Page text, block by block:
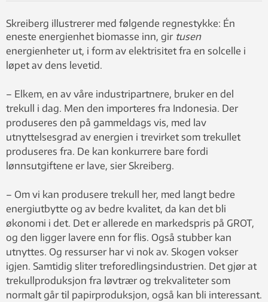
Skreiberg illustrerer med følgende regnestykke: Én
eneste energienhet biomasse inn, gir tusen
energienheter ut, i form av elektrisitet fra en solcelle i
løpet av dens levetid.
– Elkem, en av våre industripartnere, bruker en del
trekull i dag. Men den importeres fra Indonesia. Der
produseres den på gammeldags vis, med lav
utnyttelsesgrad av energien i trevirket som trekullet
produseres fra. De kan konkurrere bare fordi
lønnsutgiftene er lave, sier Skreiberg.
– Om vi kan produsere trekull her, med langt bedre
energiutbytte og av bedre kvalitet, da kan det bli
økonomi i det. Det er allerede en markedspris på GROT,
og den ligger lavere enn for flis. Også stubber kan
utnyttes. Og ressurser har vi nok av. Skogen vokser
igjen. Samtidig sliter treforedlingsindustrien. Det gjør at
trekullproduksjon fra løvtrær og trekvaliteter som
normalt går til papirproduksjon, også kan bli interessant.